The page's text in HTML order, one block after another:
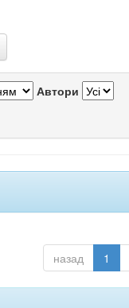
Автори
назад 1